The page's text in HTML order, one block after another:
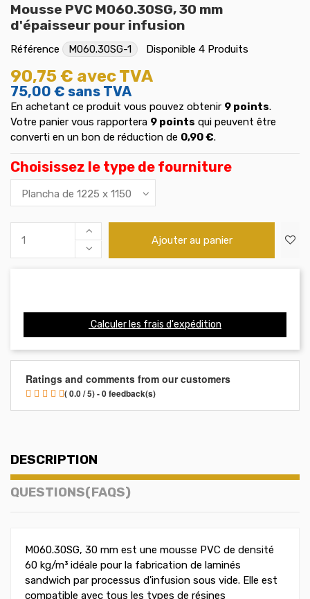
Mousse PVC M060.30SG, 30 mm
d'épaisseur pour infusion
Référence M060.30SG-1 Disponible 4 Produits
90,75 € avec TVA
75,00 € sans TVA
En achetant ce produit vous pouvez obtenir 9 points.
Votre panier vous rapportera 9 points qui peuvent être
converti en un bon de réduction de 0,90 €.
Choisissez le type de fourniture
Ajouter au panier
Calculer les frais d'expédition
Ratings and comments from our customers
( 0.0 / 5) - 0 feedback(s)
DESCRIPTION
QUESTIONS(FAQS)
M060.30SG, 30 mm est une mousse PVC de densité
60 kg/m³ idéale pour la fabrication de laminés
sandwich par processus d'infusion sous vide. Elle est
compatible avec tous les types de résines